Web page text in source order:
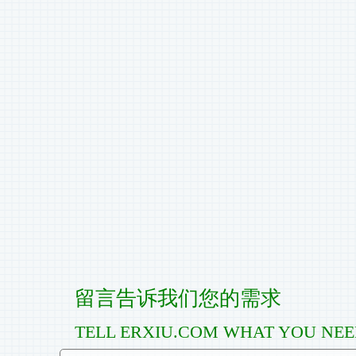
留言告诉我们您的需求
TELL ERXIU.COM WHAT YOU